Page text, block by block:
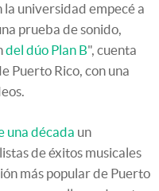
universidad empecé a
prueba de sonido,
del dúo Plan B", cuenta
Puerto Rico, con una
una década un
de éxitos musicales
más popular de Puerto